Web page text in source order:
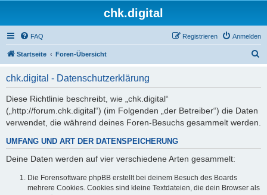
chk.digital
FAQ Anmelden
Registrieren
Startseite Foren-Übersicht
chk.digital - Datenschutzerklärung
Diese Richtlinie beschreibt, wie „chk.digital“
(„http://forum.chk.digital“) (im Folgenden „der Betreiber“) die Daten
verwendet, die während deines Foren-Besuchs gesammelt werden.
UMFANG UND ART DER DATENSPEICHERUNG
Deine Daten werden auf vier verschiedene Arten gesammelt:
Die Forensoftware phpBB erstellt bei deinem Besuch des Boards
mehrere Cookies. Cookies sind kleine Textdateien, die dein Browser als